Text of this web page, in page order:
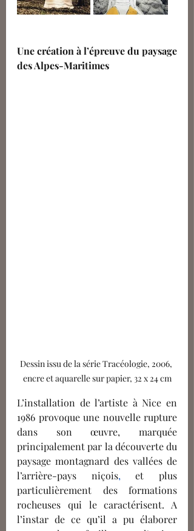
Une création à l’épreuve du paysage
des Alpes-Maritimes
Dessin issu de la série Tracéologie, 2006,
encre et aquarelle sur papier, 32 x 24 cm
L’installation de l’artiste à Nice en
1986 provoque une nouvelle rupture
dans son œuvre, marquée
principalement par la découverte du
paysage montagnard des vallées de
l’arrière-pays niçois, et plus
particulièrement des formations
rocheuses qui le caractérisent. A
l’instar de ce qu’il a pu élaborer